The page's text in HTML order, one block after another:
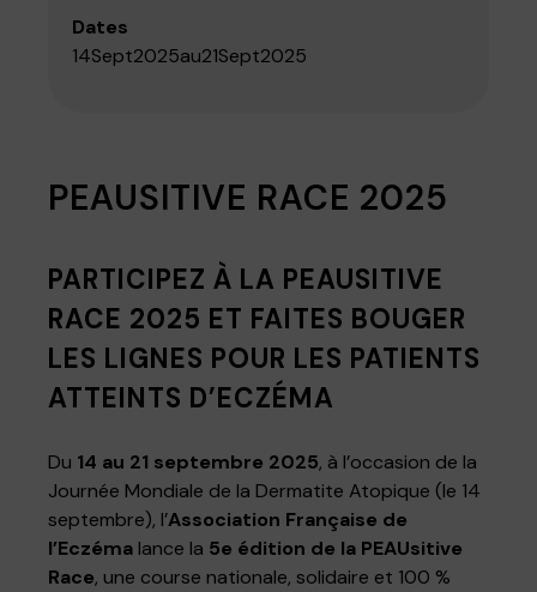
Dates
14Sept2025au21Sept2025
PEAUSITIVE RACE 2025
PARTICIPEZ À LA PEAUSITIVE
RACE 2025 ET FAITES BOUGER
LES LIGNES POUR LES PATIENTS
ATTEINTS D’ECZÉMA
Du 14 au 21 septembre 2025, à l’occasion de la
Journée Mondiale de la Dermatite Atopique (le 14
septembre), l’Association Française de
l’Eczéma lance la 5e édition de la PEAUsitive
Race, une course nationale, solidaire et 100 %